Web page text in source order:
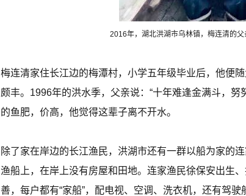
2016年，湖北洪湖市乌林镇，梅连清的
梅连清家住长江边的梅潭村，小学五年级毕业后，他便
颇丰。1996年的洪水季，父亲说：“十年难逢金满斗，
的鱼肥，价高，他觉得这辈子离不开水。
除了家在岸边的长江渔民，洪湖市还有一群以船为家的
渔船上，在岸上没有房屋和田地。连家渔民徐保安出生
善，每户都有“家船”，配电视、空调、洗衣机，还有驾